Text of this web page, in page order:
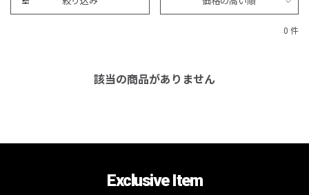
0 件
該当の商品がありません
Exclusive Item